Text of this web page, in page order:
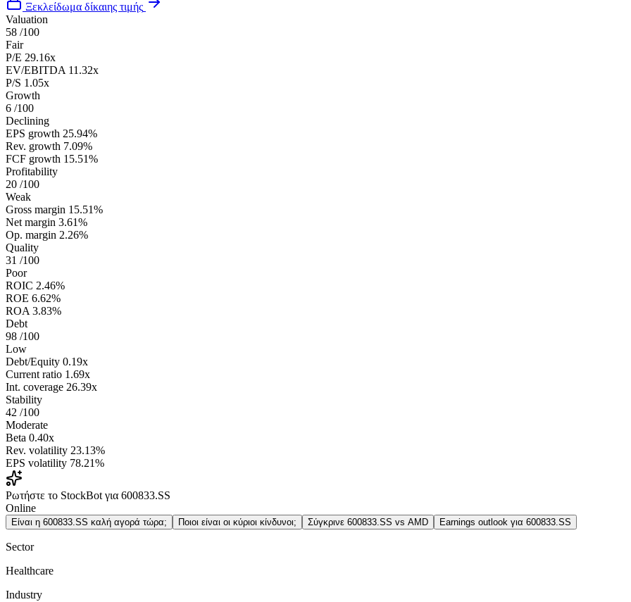
Ξεκλείδωμα δίκαιης τιμής
Valuation
58 /100
Fair
P/E 29.16x
EV/EBITDA 11.32x
P/S 1.05x
Growth
6 /100
Declining
EPS growth 25.94%
Rev. growth 7.09%
FCF growth 15.51%
Profitability
20 /100
Weak
Gross margin 15.51%
Net margin 3.61%
Op. margin 2.26%
Quality
31 /100
Poor
ROIC 2.46%
ROE 6.62%
ROA 3.83%
Debt
98 /100
Low
Debt/Equity 0.19x
Current ratio 1.69x
Int. coverage 26.39x
Stability
42 /100
Moderate
Beta 0.40x
Rev. volatility 23.13%
EPS volatility 78.21%
Ρωτήστε το StockBot για 600833.SS
Online
Είναι η 600833.SS καλή αγορά τώρα; Ποιοι είναι οι κύριοι κίνδυνοι; Σύγκρινε 600833.SS vs AMD Earnings outlook για 600833.SS
Sector
Healthcare
Industry